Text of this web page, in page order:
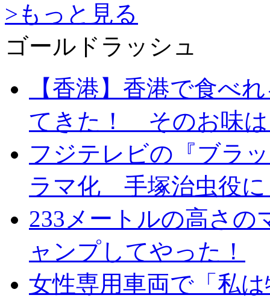
>もっと見る
ゴールドラッシュ
【香港】香港で食べ
てきた！ そのお味
フジテレビの『ブラ
ラマ化 手塚治虫役に
233メートルの高さの
ャンプしてやった！
女性専用車両で「私